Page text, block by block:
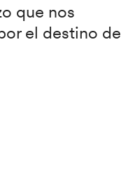
que nos
el destino de